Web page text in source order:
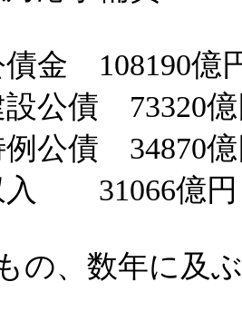
金 108190億
73320億
34870億
31066億円
の、数年に及